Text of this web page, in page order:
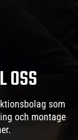
OSS
som
och montage